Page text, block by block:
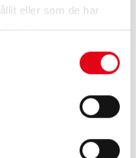
eller som de har
tjänster.